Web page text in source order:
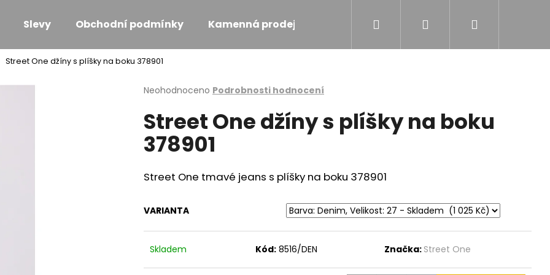
Slevy Obchodní podmínky Kamenná prodejna Přihlášení
Street One džíny s plíšky na boku 378901
Průměrné
produktu
je
0,0
z
hvězdiček.
Neohodnoceno Podrobnosti hodnocení
Street One džíny s plíšky na boku
378901
Street One tmavé jeans s plíšky na boku 378901
VARIANTA
Skladem Kód: 8516/DEN Značka: Street One
Co potřebujete najít?
HLEDAT
MONARI ÚPLETOVÁ VESTIČKA 809991